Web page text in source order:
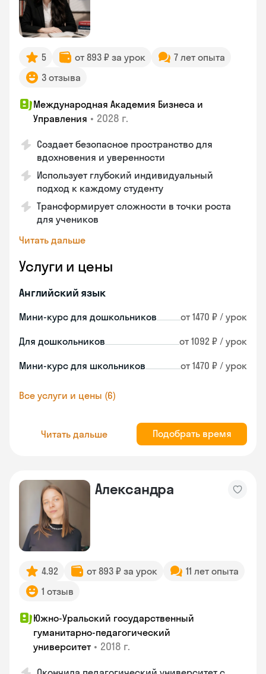
5 от 893 ₽ за урок
7 лет опыта
3 отзыва
Международная Академия Бизнеса и
Управления • 2028 г.
Создает безопасное пространство для
вдохновения и уверенности
Использует глубокий индивидуальный
подход к каждому студенту
Трансформирует сложности в точки роста
для учеников
Читать дальше
Услуги и цены
Английский язык
Мини-курс для дошкольников от 1470 ₽ / урок
Для дошкольников от 1092 ₽ / урок
Мини-курс для школьников от 1470 ₽ / урок
Все услуги и цены (6)
Читать дальше Подобрать время
Александра
4.92 от 893 ₽ за урок
11 лет опыта
1 отзыв
Южно-Уральский государственный
гуманитарно-педагогический
университет • 2018 г.